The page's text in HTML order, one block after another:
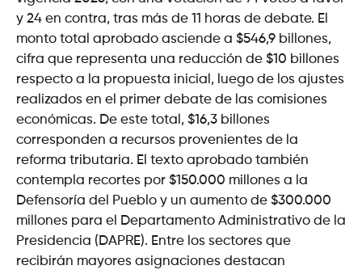
y 24 en contra, tras más de 11 horas de debate. El
monto total aprobado asciende a $546,9 billones,
cifra que representa una reducción de $10 billones
respecto a la propuesta inicial, luego de los ajustes
realizados en el primer debate de las comisiones
económicas. De este total, $16,3 billones
corresponden a recursos provenientes de la
reforma tributaria. El texto aprobado también
contempla recortes por $150.000 millones a la
Defensoría del Pueblo y un aumento de $300.000
millones para el Departamento Administrativo de la
Presidencia (DAPRE). Entre los sectores que
recibirán mayores asignaciones destacan